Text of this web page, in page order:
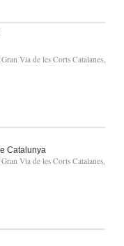
Vía de les Corts Catalanes,
Catalunya
Vía de les Corts Catalanes,